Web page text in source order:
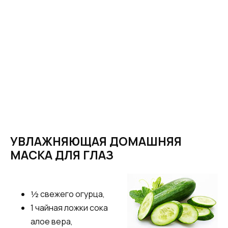
УВЛАЖНЯЮЩАЯ ДОМАШНЯЯ
МАСКА ДЛЯ ГЛАЗ
½ свежего огурца,
1 чайная ложки сока
алое вера,